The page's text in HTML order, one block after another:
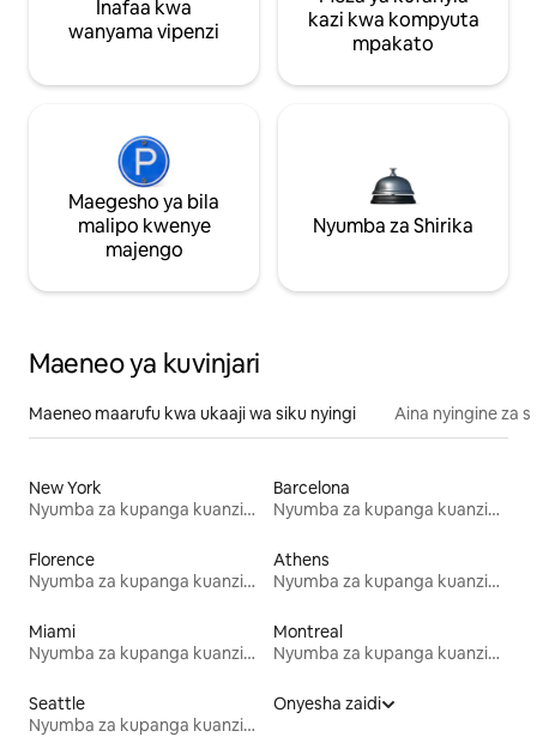
Inafaa kwa
wanyama vipenzi
kazi kwa kompyuta
mpakato
Maegesho ya bila
malipo kwenye
majengo
Nyumba za Shirika
Maeneo ya kuvinjari
Maeneo maarufu kwa ukaaji wa siku nyingi Aina nyingine za
New York
Nyumba za kupanga kuanzia mwezi mmoja
Barcelona
Nyumba za kupanga kuanzia mwezi mmoja
Florence
Nyumba za kupanga kuanzia mwezi mmoja
Athens
Nyumba za kupanga kuanzia mwezi mmoja
Miami
Nyumba za kupanga kuanzia mwezi mmoja
Montreal
Nyumba za kupanga kuanzia mwezi mmoja
Seattle
Nyumba za kupanga kuanzia mwezi mmoja
Onyesha zaidi